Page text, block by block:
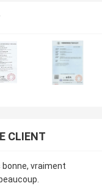
CLIENT
vraiment